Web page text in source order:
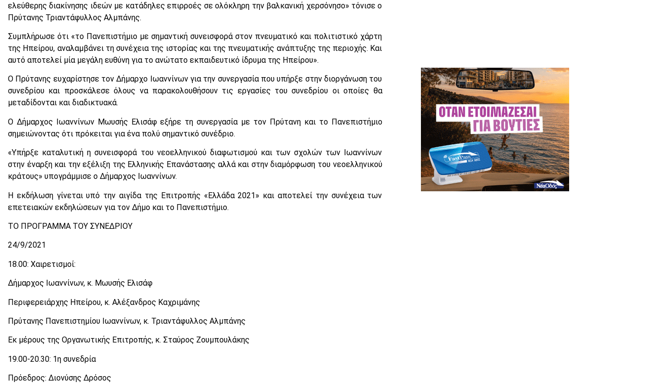
ελεύθερης διακίνησης ιδεών με κατάδηλες επιρροές σε ολόκληρη την βαλκανική χερσόνησο» τόνισε ο
Πρύτανης Τριαντάφυλλος Αλμπάνης.
Συμπλήρωσε ότι «το Πανεπιστήμιο με σημαντική συνεισφορά στον πνευματικό και πολιτιστικό χάρτη
της Ηπείρου, αναλαμβάνει τη συνέχεια της ιστορίας και της πνευματικής ανάπτυξης της περιοχής. Και
αυτό αποτελεί μία μεγάλη ευθύνη για το ανώτατο εκπαιδευτικό ίδρυμα της Ηπείρου».
Ο Πρύτανης ευχαρίστησε τον Δήμαρχο Ιωαννίνων για την συνεργασία που υπήρξε στην διοργάνωση του
συνεδρίου και προσκάλεσε όλους να παρακολουθήσουν τις εργασίες του συνεδρίου οι οποίες θα
μεταδίδονται και διαδικτυακά.
Ο Δήμαρχος Ιωαννίνων Μωυσής Ελισάφ εξήρε τη συνεργασία με τον Πρύτανη και το Πανεπιστήμιο
σημειώνοντας ότι πρόκειται για ένα πολύ σημαντικό συνέδριο.
«Υπήρξε καταλυτική η συνεισφορά του νεοελληνικού διαφωτισμού και των σχολών των Ιωαννίνων
στην έναρξη και την εξέλιξη της Ελληνικής Επανάστασης αλλά και στην διαμόρφωση του νεοελληνικού
κράτους» υπογράμμισε ο Δήμαρχος Ιωαννίνων.
Η εκδήλωση γίνεται υπό την αιγίδα της Επιτροπής «Ελλάδα 2021» και αποτελεί την συνέχεια των
επετειακών εκδηλώσεων για τον Δήμο και το Πανεπιστήμιο.
ΤΟ ΠΡΟΓΡΑΜΜΑ ΤΟΥ ΣΥΝΕΔΡΙΟΥ
24/9/2021
18.00: Χαιρετισμοί:
Δήμαρχος Ιωαννίνων, κ. Μωυσής Ελισάφ
Περιφερειάρχης Ηπείρου, κ. Αλέξανδρος Καχριμάνης
Πρύτανης Πανεπιστημίου Ιωαννίνων, κ. Τριαντάφυλλος Αλμπάνης
Εκ μέρους της Οργανωτικής Επιτροπής, κ. Σταύρος Ζουμπουλάκης
19.00-20.30: 1η συνεδρία
Πρόεδρος: Διονύσης Δρόσος